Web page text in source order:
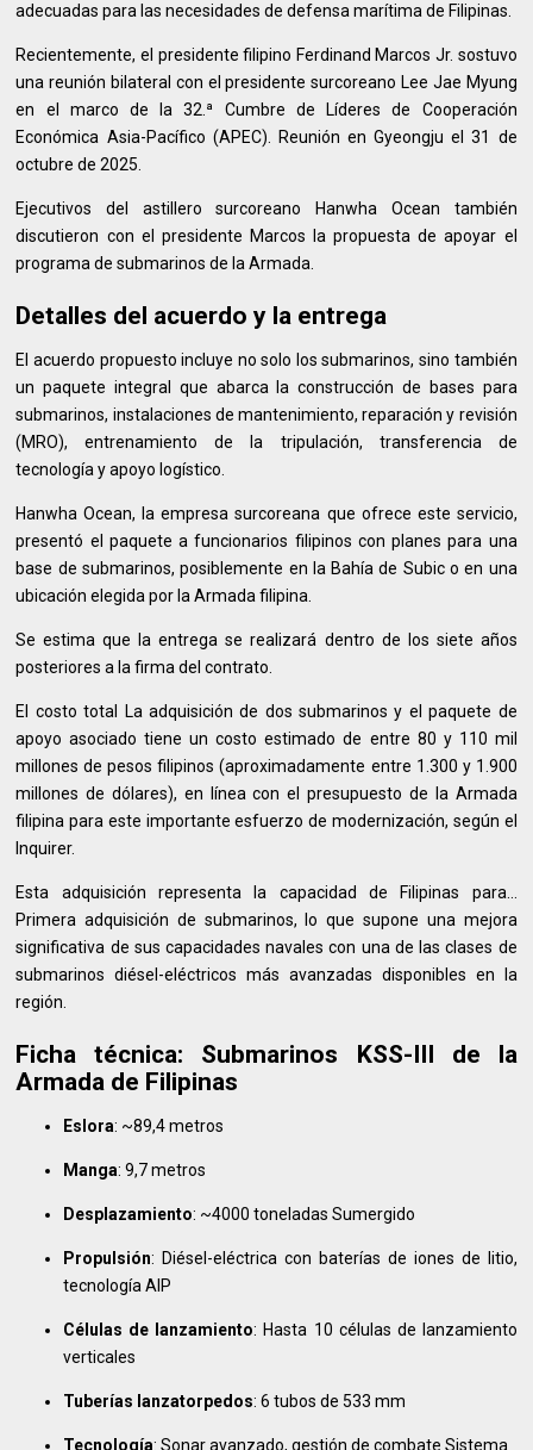
adecuadas para las necesidades de defensa marítima de Filipinas.
Recientemente, el presidente filipino Ferdinand Marcos Jr. sostuvo
una reunión bilateral con el presidente surcoreano Lee Jae Myung
en el marco de la 32.ª Cumbre de Líderes de Cooperación
Económica Asia-Pacífico (APEC). Reunión en Gyeongju el 31 de
octubre de 2025.
Ejecutivos del astillero surcoreano Hanwha Ocean también
discutieron con el presidente Marcos la propuesta de apoyar el
programa de submarinos de la Armada.
Detalles del acuerdo y la entrega
El acuerdo propuesto incluye no solo los submarinos, sino también
un paquete integral que abarca la construcción de bases para
submarinos, instalaciones de mantenimiento, reparación y revisión
(MRO), entrenamiento de la tripulación, transferencia de
tecnología y apoyo logístico.
Hanwha Ocean, la empresa surcoreana que ofrece este servicio,
presentó el paquete a funcionarios filipinos con planes para una
base de submarinos, posiblemente en la Bahía de Subic o en una
ubicación elegida por la Armada filipina.
Se estima que la entrega se realizará dentro de los siete años
posteriores a la firma del contrato.
El costo total La adquisición de dos submarinos y el paquete de
apoyo asociado tiene un costo estimado de entre 80 y 110 mil
millones de pesos filipinos (aproximadamente entre 1.300 y 1.900
millones de dólares), en línea con el presupuesto de la Armada
filipina para este importante esfuerzo de modernización, según el
Inquirer.
Esta adquisición representa la capacidad de Filipinas para...
Primera adquisición de submarinos, lo que supone una mejora
significativa de sus capacidades navales con una de las clases de
submarinos diésel-eléctricos más avanzadas disponibles en la
región.
Ficha técnica: Submarinos KSS-III de la
Armada de Filipinas
Eslora: ~89,4 metros
Manga: 9,7 metros
Desplazamiento: ~4000 toneladas Sumergido
Propulsión: Diésel-eléctrica con baterías de iones de litio,
tecnología AIP
Células de lanzamiento: Hasta 10 células de lanzamiento
verticales
Tuberías lanzatorpedos: 6 tubos de 533 mm
Tecnología: Sonar avanzado, gestión de combate Sistema